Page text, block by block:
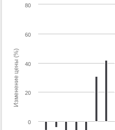
Изменение цены (%)
0
20
40
60
80